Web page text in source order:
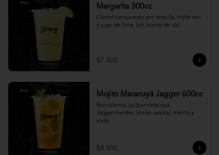
Margarita 300cc
Cóctel compuesto por tequila, triple sec
y jugo de lima. (sin borde de sal)
$7.500
Mojito Maracuyá Jagger 600cc
Ron blanco, pulpa maracuyá,
Jaggermeister, limón, azúcar, menta y
soda
$8.500